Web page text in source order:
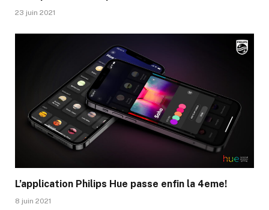
23 juin 2021
L’application Philips Hue passe enfin la 4eme!
8 juin 2021